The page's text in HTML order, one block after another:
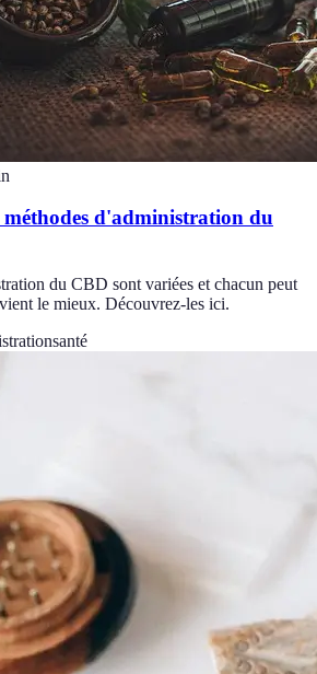
d'administration du
du CBD sont variées et chacun peut
le mieux. Découvrez-les ici.
santé